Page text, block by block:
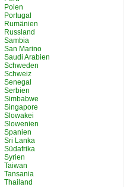
Polen
Portugal
Rumänien
Russland
Sambia
San Marino
Saudi Arabien
Schweden
Schweiz
Senegal
Serbien
Simbabwe
Singapore
Slowakei
Slowenien
Spanien
Sri Lanka
Südafrika
Syrien
Taiwan
Tansania
Thailand